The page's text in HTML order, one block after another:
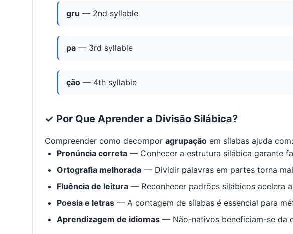
gru — 2nd syllable
pa — 3rd syllable
ção — 4th syllable
✓ Por Que Aprender a Divisão Silábica?
Compreender como decompor agrupação em sílabas ajuda com:
Pronúncia correta — Conhecer a estrutura silábica garante
Ortografia melhorada — Dividir palavras em partes torna
Fluência de leitura — Reconhecer padrões silábicos acelera
Poesia e letras — A contagem de sílabas é essencial para
Aprendizagem de idiomas — Não-nativos beneficiam-se da